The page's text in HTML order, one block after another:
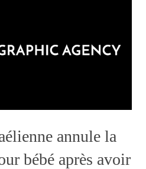
annule la
bébé après avoir